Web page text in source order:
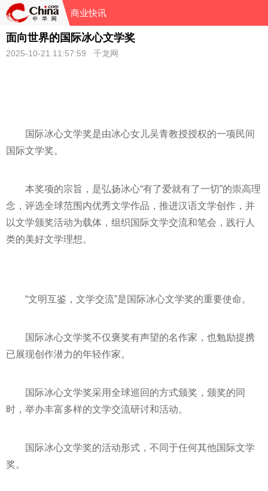
商业快讯
面向世界的国际冰心文学奖
2025-10-21 11:57:59 千龙网
国际冰心文学奖是由冰心女儿吴青教授授权的一项民间
国际文学奖。
本奖项的宗旨，是弘扬冰心“有了爱就有了一切”的崇高理
念，评选全球范围内优秀文学作品，推进汉语文学创作，并
以文学颁奖活动为载体，组织国际文学交流和笔会，践行人
类的美好文学理想。
“文明互鉴，文学交流”是国际冰心文学奖的重要使命。
国际冰心文学奖不仅褒奖有声望的名作家，也勉励提携
已展现创作潜力的年轻作家。
国际冰心文学奖采用全球巡回的方式颁奖，颁奖的同
时，举办丰富多样的文学交流研讨和活动。
国际冰心文学奖的活动形式，不同于任何其他国际文学
奖。